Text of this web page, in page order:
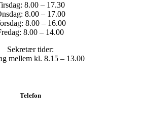
8.00 – 17.30
8.00 – 17.00
8.00 – 16.00
8.00 – 14.00
Sekretær tider:
mellem kl. 8.15 – 13.00
Telefon